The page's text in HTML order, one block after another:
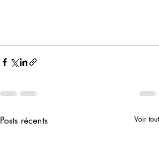
Posts récents Voir tout